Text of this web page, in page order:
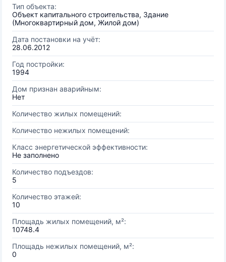
Тип объекта:
Объект капитального строительства, Здание
(Многоквартирный дом, Жилой дом)
Дата постановки на учёт:
28.06.2012
Год постройки:
1994
Дом признан аварийным:
Нет
Количество жилых помещений:
Количество нежилых помещений:
Класс энергетической эффективности:
Не заполнено
Количество подъездов:
5
Количество этажей:
10
Площадь жилых помещений, м²:
10748.4
Площадь нежилых помещений, м²:
0